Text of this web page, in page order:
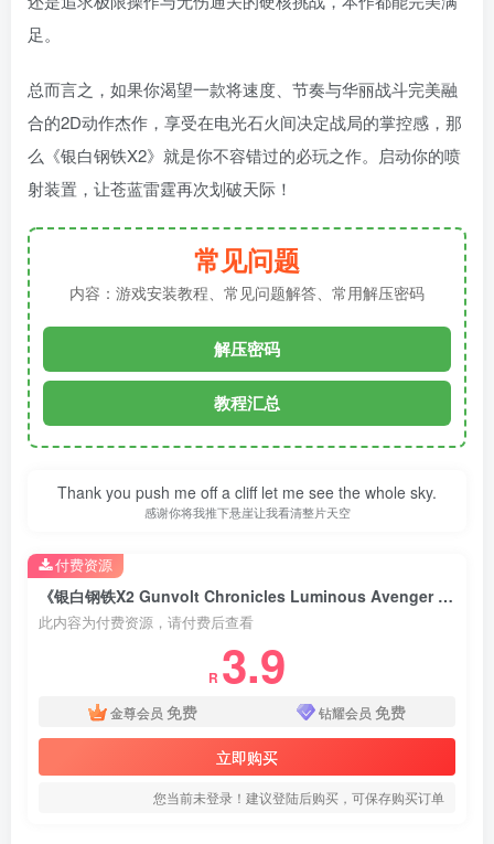
足。
总而言之，如果你渴望一款将速度、节奏与华丽战斗完美融
合的2D动作杰作，享受在电光石火间决定战局的掌控感，那
么《银白钢铁X2》就是你不容错过的必玩之作。启动你的喷
射装置，让苍蓝雷霆再次划破天际！
常见问题
内容：游戏安装教程、常见问题解答、常用解压密码
解压密码
教程汇总
Thank you push me off a cliff let me see the whole sky.
感谢你将我推下悬崖让我看清整片天空
《银白钢铁X2 Gunvolt Chronicles Luminous Avenger iX 2》Switch中文版NSP下载 – 含1.4.0补丁+DLC
此内容为付费资源，请付费后查看
R 3.9
金尊会员 免费 钻耀会员 免费
立即购买
您当前未登录！建议登陆后购买，可保存购买订单
付费资源